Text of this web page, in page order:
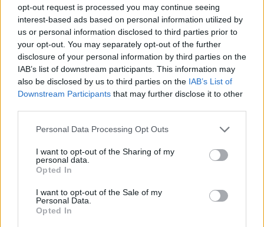
opt-out request is processed you may continue seeing
interest-based ads based on personal information utilized by
us or personal information disclosed to third parties prior to
your opt-out. You may separately opt-out of the further
disclosure of your personal information by third parties on the
IAB’s list of downstream participants. This information may
also be disclosed by us to third parties on the IAB’s List of
Downstream Participants that may further disclose it to other
Please note that this website/app uses one or more Google
not limited to your visit or usage behaviour. You may click to
grant or deny consent to Google and its third-party tags to
use your data for below specified purposes in below Google
consent section.
Personal Data Processing Opt Outs
I want to opt-out of the Sharing of my
personal data.
Opted In
I want to opt-out of the Sale of my
Personal Data.
Opted In
„Nagyon örülök, hogy lehetőséget kaptam a DAC-
ban, ezt nagyra tartom. Egyúttal ez egy nagy
kihívás számomra, amit igyekezni fogok a lehető
legjobban kihasználni. Mindent megteszek annak
érdekében, hogy az ittlétem számomra és a klub
számára is pozitív legyen. Már többször is
edzettem a csapattal, nagyon jól érzem magam a
közösségben, a gyakorlások tényleg komoly
iramúak. Szeretnék a lehető legjobb színben
jól döntött, amikor rám mutatott. Az erősségeim
közé tartozik a gyorsaság, a tizenhatosban való jó
befejezésekben kell” – árulta el Lukas Leginus,
aki a 71-es számú mezt választotta.